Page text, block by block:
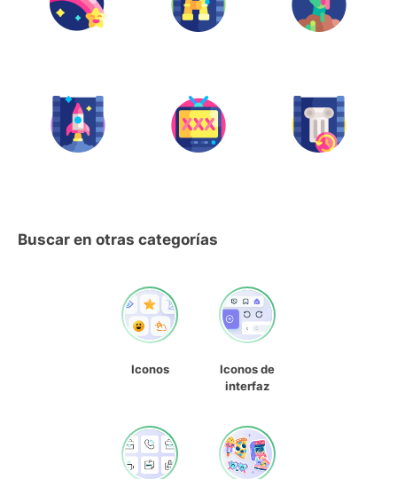
Buscar en otras categorías
Iconos
Iconos de
interfaz